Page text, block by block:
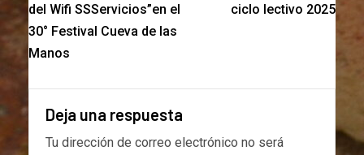
del Wifi SSServicios”en el
30° Festival Cueva de las
Manos
ciclo lectivo 2025
Deja una respuesta
Tu dirección de correo electrónico no será